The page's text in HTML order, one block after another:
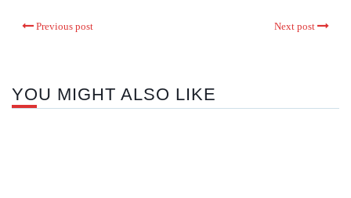
Previous post Next post
YOU MIGHT ALSO LIKE